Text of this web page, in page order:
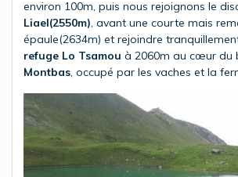
environ 100m, puis nous rejoignons le
Liael(2550m), avant une courte mais
épaule(2634m) et rejoindre
refuge Lo Tsamou à 2060m au cœur du
Montbas, occupé par les vaches et la